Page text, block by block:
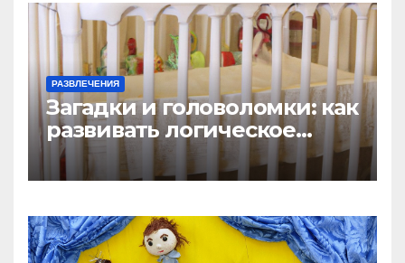
РАЗВЛЕЧЕНИЯ
Загадки и головоломки: как
развивать логическое
мышление у детей